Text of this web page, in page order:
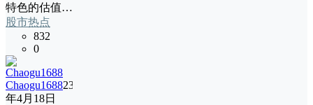
特色的估值…
股市热点
832
0
Chaogu168823
年4月18日